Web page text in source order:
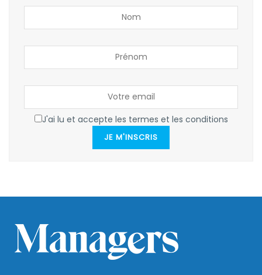
J'ai lu et accepte les termes et les conditions
JE M'INSCRIS